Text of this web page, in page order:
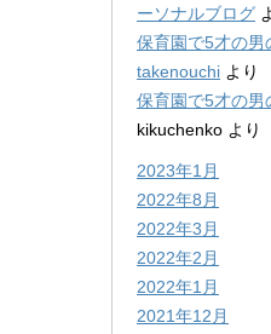
ーソナルブログ
保育園で5才の男
takenouchi より
保育園で5才の男
kikuchenko より
2023年1月
2022年8月
2022年3月
2022年2月
2022年1月
2021年12月